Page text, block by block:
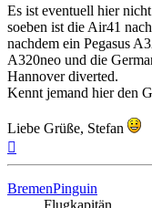
Es ist eventuell hier
soeben ist die Air41
nachdem ein Pegasus
A320neo und die
Hannover diverted.
Kennt jemand hier den
Liebe Grüße, Stefan
BremenPinguin